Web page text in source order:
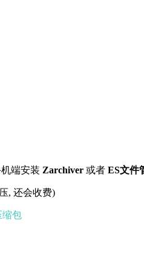
机端安装 Zarchiver 或者 ES文件
, 还会收费)
缩包